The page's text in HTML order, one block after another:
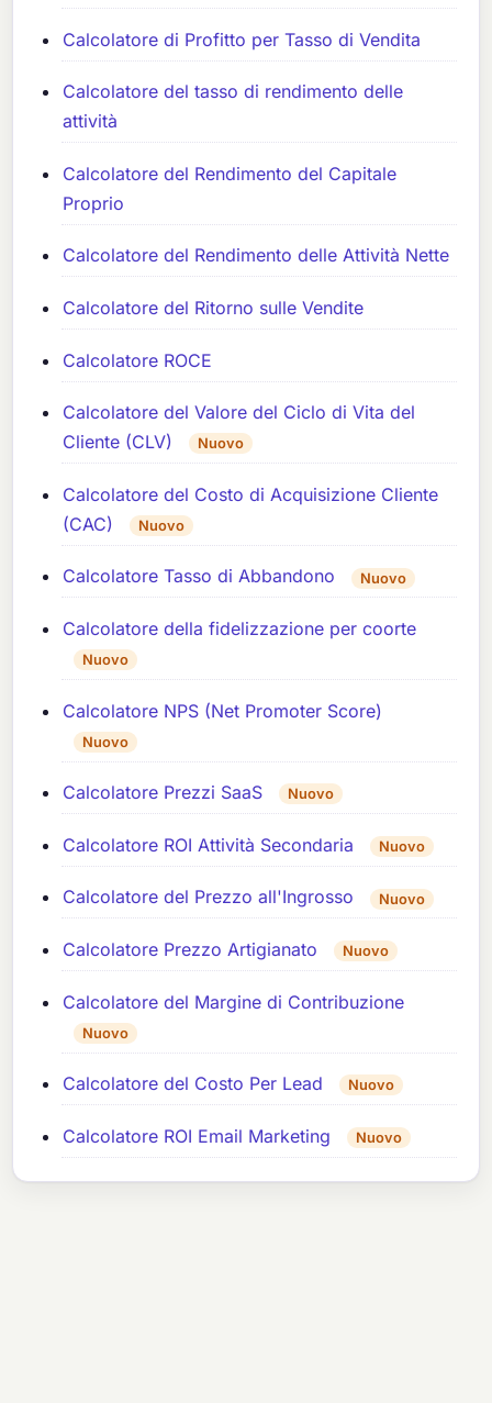
Calcolatore di Profitto per Tasso di Vendita
Calcolatore del tasso di rendimento delle
attività
Calcolatore del Rendimento del Capitale
Proprio
Calcolatore del Rendimento delle Attività Nette
Calcolatore del Ritorno sulle Vendite
Calcolatore ROCE
Calcolatore del Valore del Ciclo di Vita del
Cliente (CLV)
Nuovo
Calcolatore del Costo di Acquisizione Cliente
(CAC)
Nuovo
Calcolatore Tasso di Abbandono Nuovo
Calcolatore della fidelizzazione per coorte
Nuovo
Calcolatore NPS (Net Promoter Score)
Nuovo
Calcolatore Prezzi SaaS Nuovo
Calcolatore ROI Attività Secondaria Nuovo
Calcolatore del Prezzo all'Ingrosso Nuovo
Calcolatore Prezzo Artigianato Nuovo
Calcolatore del Margine di Contribuzione
Nuovo
Calcolatore del Costo Per Lead Nuovo
Calcolatore ROI Email Marketing Nuovo